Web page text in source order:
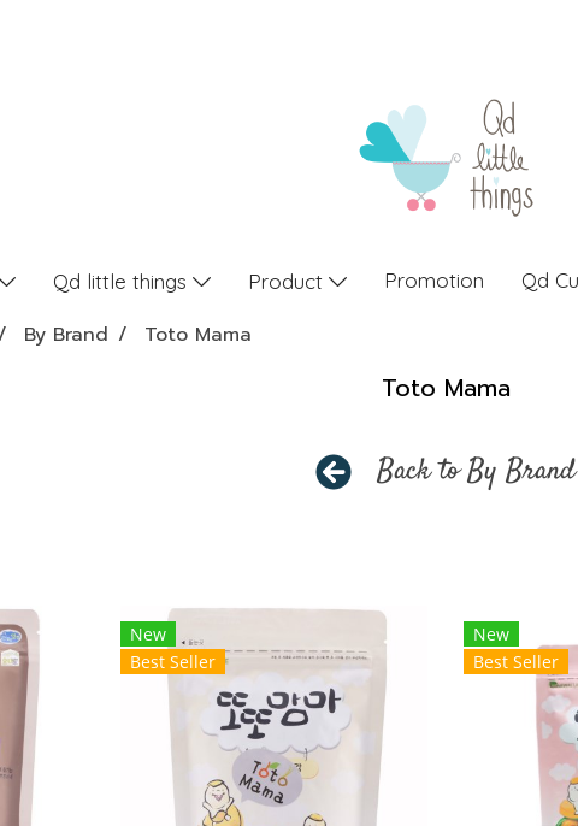
Qd little things Product Promotion Qd
By Brand Toto Mama
Toto Mama
Back to By Brand
New
Best Seller
New
Best Seller